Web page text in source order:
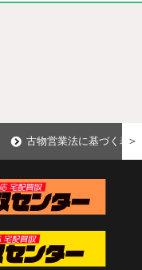
古物営業法に基づく表示
＞